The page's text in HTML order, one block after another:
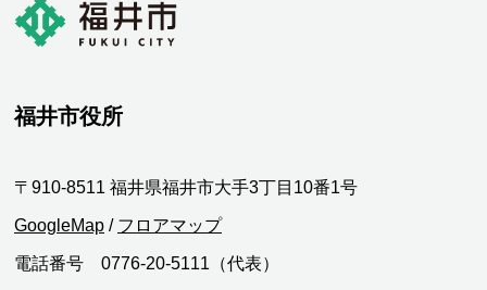
福井市役所
〒910-8511 福井県福井市大手3丁目10番1号
GoogleMap / フロアマップ
電話番号 0776-20-5111（代表）